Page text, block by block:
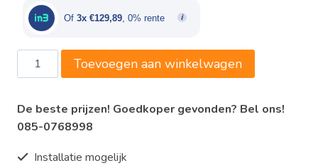
€419,00. €389,67.
Of 3x €129,89 , 0% rente
EMGA
-
verpakkingsmachine
aantal
Toevoegen aan winkelwagen
De beste prijzen! Goedkoper gevonden? Bel ons!
085-0768998
Installatie mogelijk